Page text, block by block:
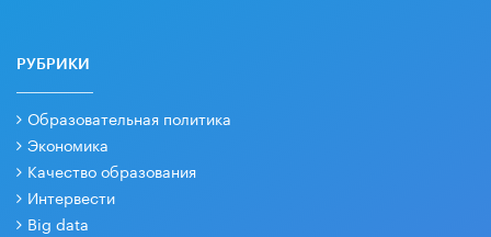
РУБРИКИ
Образовательная политика
Экономика
Качество образования
Интервести
Big data